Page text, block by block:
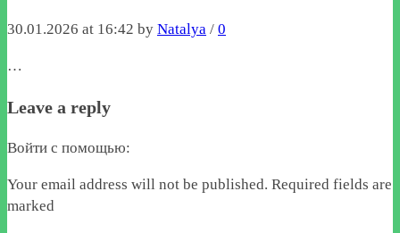
30.01.2026 at 16:42 by Natalya / 0
…
Leave a reply
Войти с помощью:
Your email address will not be published. Required fields are
marked